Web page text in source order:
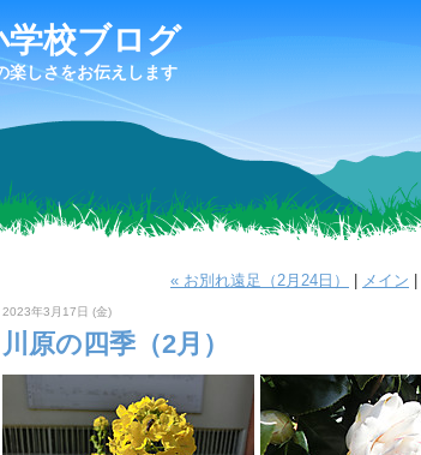
学校ブログ
楽しさをお伝えします
« お別れ遠足（2月24日） メイン
2023年3月17日 (金)
川原の四季（2月）